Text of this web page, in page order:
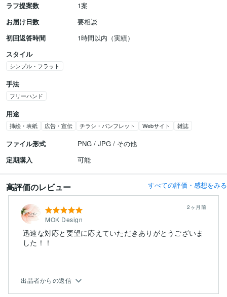
ラフ提案数
1案
お届け日数
要相談
初回返答時間
1時間以内（実績）
スタイル
シンプル・フラット
手法
フリーハンド
用途
挿絵・表紙 広告・宣伝 チラシ・パンフレット Webサイト 雑誌
ファイル形式
PNG / JPG / その他
定期購入
可能
高評価のレビュー すべての評価・感想をみる
MOK Design
2ヶ月前
迅速な対応と要望に応えていただきありがとうございま
した！！
出品者からの返信